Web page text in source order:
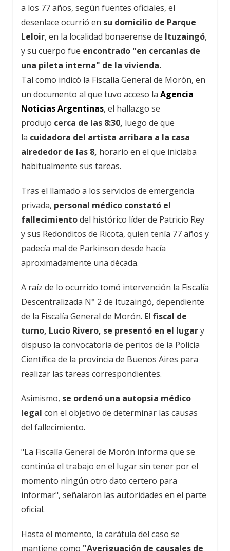
a los 77 años, según fuentes oficiales, el
desenlace ocurrió en su domicilio de Parque
Leloir, en la localidad bonaerense de Ituzaingó,
y su cuerpo fue encontrado "en cercanías de
una pileta interna" de la vivienda.
Tal como indicó la Fiscalía General de Morón, en
un documento al que tuvo acceso la Agencia
Noticias Argentinas, el hallazgo se
produjo cerca de las 8:30, luego de que
la cuidadora del artista arribara a la casa
alrededor de las 8, horario en el que iniciaba
habitualmente sus tareas.
Tras el llamado a los servicios de emergencia
privada, personal médico constató el
fallecimientodel histórico líder de Patricio Rey
y sus Redonditos de Ricota, quien tenía 77 años y
padecía mal de Parkinson desde hacía
aproximadamente una década.
A raíz de lo ocurrido tomó intervención la Fiscalía
Descentralizada N° 2 de Ituzaingó, dependiente
de la Fiscalía General de Morón. El fiscal de
turno, Lucio Rivero, se presentó en el lugary
dispuso la convocatoria de peritos de la Policía
Científica de la provincia de Buenos Aires para
realizar las tareas correspondientes.
Asimismo, se ordenó una autopsia médico
legal con el objetivo de determinar las causas
del fallecimiento.
"La Fiscalía General de Morón informa que se
continúa el trabajo en el lugar sin tener por el
momento ningún otro dato certero para
informar", señalaron las autoridades en el parte
oficial.
Hasta el momento, la carátula del caso se
mantiene como "Averiguación de causales de